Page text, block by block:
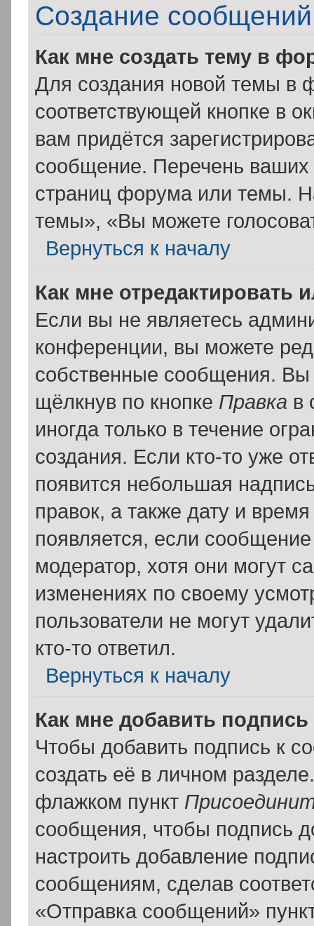
Создание сообщений
Как мне создать тему в
Для создания новой темы в
соответствующей кнопке в
вам придётся
сообщение. Перечень ваших
страниц форума или темы.
темы», «Вы можете
Вернуться к началу
Как мне отредактировать
Если вы не являетесь
конференции, вы можете
собственные сообщения. Вы
щёлкнув по кнопке Правка в
иногда только в течение
создания. Если кто-то уже
появится небольшая
правок, а также дату и
появляется, если
модератор, хотя они могут
изменениях по своему
пользователи не могут
кто-то ответил.
Вернуться к началу
Как мне добавить
Чтобы добавить подпись к
создать её в личном
флажком пункт
сообщения, чтобы подпись
настроить добавление
сообщениям, сделав
«Отправка сообщений»